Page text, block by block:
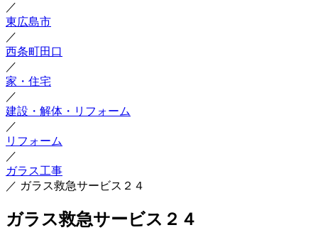
／
東広島市
／
西条町田口
／
家・住宅
／
建設・解体・リフォーム
／
リフォーム
／
ガラス工事
／ ガラス救急サービス２４
ガラス救急サービス２４